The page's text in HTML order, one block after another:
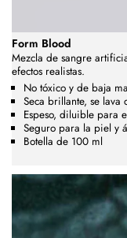
Form Blood
Mezcla de sangre
efectos realistas.
No tóxico y de baja
Seca brillante, se lava
Espeso, diluible para
Seguro para la piel y
Botella de 100 ml